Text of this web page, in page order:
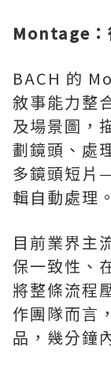
Montage
BACH 的
敘事能力整
及場景圖，
劃鏡頭、處
多鏡頭短片
輯自動處理。
目前業界主
保一致性、
將整條流程
作團隊而言
品，幾分鐘